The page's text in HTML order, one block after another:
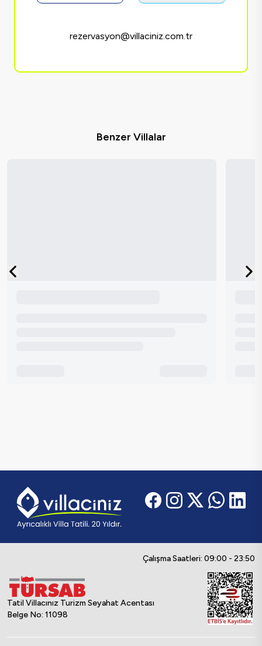
rezervasyon@villaciniz.com.tr
Benzer Villalar
Çalışma Saatleri: 09:00 - 23:50
Tatil Villacınız Turizm Seyahat Acentası
Belge No: 11098